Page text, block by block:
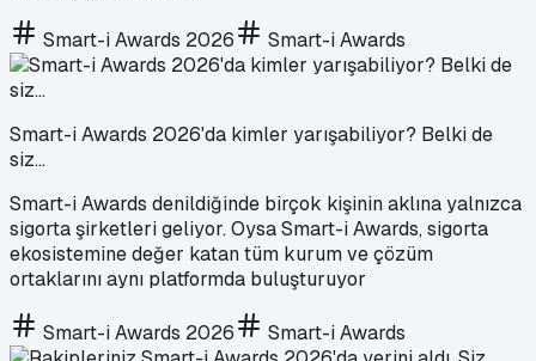
Smart-i Awards 2026 Smart-i Awards
Smart-i Awards 2026'da kimler yarışabiliyor? Belki de
siz...
Smart-i Awards denildiğinde birçok kişinin aklına yalnızca
sigorta şirketleri geliyor. Oysa Smart-i Awards, sigorta
ekosistemine değer katan tüm kurum ve çözüm
ortaklarını aynı platformda buluşturuyor
Smart-i Awards 2026 Smart-i Awards